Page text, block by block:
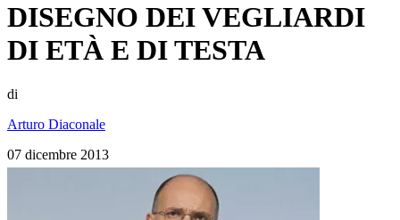
DISEGNO DEI VEGLIARDI
DI ETÀ E DI TESTA
di
Arturo Diaconale
07 dicembre 2013